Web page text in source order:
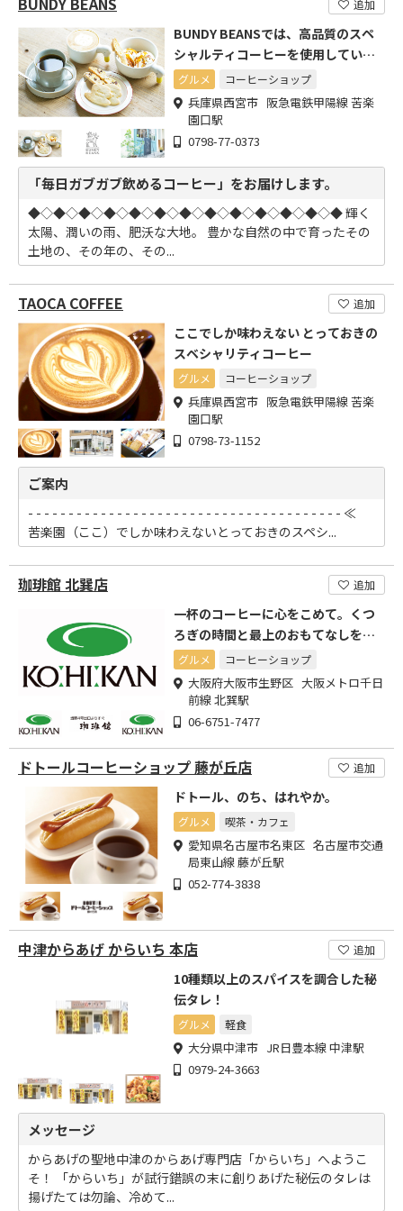
追加
BUNDY BEANSでは、高品質のスペ
シャルティコーヒーを使用していま
す。
グルメ コーヒーショップ
兵庫県西宮市 阪急電鉄甲陽線 苦楽
園口駅
0798-77-0373
「毎日ガブガブ飲めるコーヒー」をお届けします。
◆◇◆◇◆◇◆◇◆◇◆◇◆◇◆◇◆◇◆◇◆◇◆◇◆ 輝く
太陽、潤いの雨、肥沃な大地。 豊かな自然の中で育ったその
土地の、その年の、その...
TAOCA COFFEE 追加
ここでしか味わえない とっておきの
スベシャリティコーヒー
グルメ コーヒーショップ
兵庫県西宮市 阪急電鉄甲陽線 苦楽
園口駅
0798-73-1152
ご案内
- - - - - - - - - - - - - - - - - - - - - - - - - - - - - - - - - - - - - - - ≪
苦楽園（ここ）でしか味わえないとっておきのスペシ...
珈琲館 北巽店 追加
一杯のコーヒーに心をこめて。くつ
ろぎの時間と最上のおもてなしをご
提供
グルメ コーヒーショップ
大阪府大阪市生野区 大阪メトロ千日
前線 北巽駅
06-6751-7477
ドトールコーヒーショップ 藤が丘店 追加
ドトール、のち、はれやか。
グルメ 喫茶・カフェ
愛知県名古屋市名東区 名古屋市交通
局東山線 藤が丘駅
052-774-3838
中津からあげ からいち 本店 追加
10種類以上のスパイスを調合した秘
伝タレ！
グルメ 軽食
大分県中津市 JR日豊本線 中津駅
0979-24-3663
メッセージ
からあげの聖地中津のからあげ専門店「からいち」へようこ
そ！ 「からいち」が試行錯誤の末に創りあげた秘伝のタレは
揚げたては勿論、冷めて...